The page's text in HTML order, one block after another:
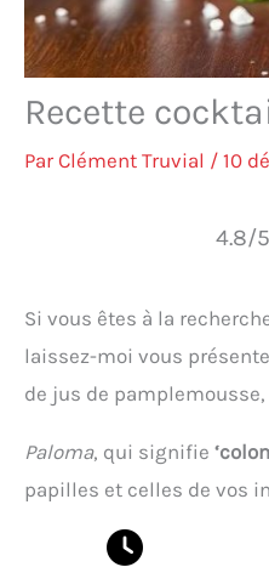
Recette
Par Clément Truvial / 10
4.8/
Si vous êtes à la
laissez-moi vous
de jus de
Paloma, qui signifie
papilles et celles de vos